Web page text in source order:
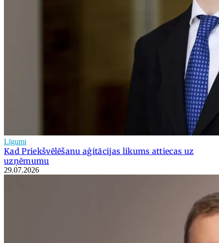
Līgumi
Kad Priekšvēlēšanu aģitācijas likums attiecas uz
uzņēmumu
29.07.2026